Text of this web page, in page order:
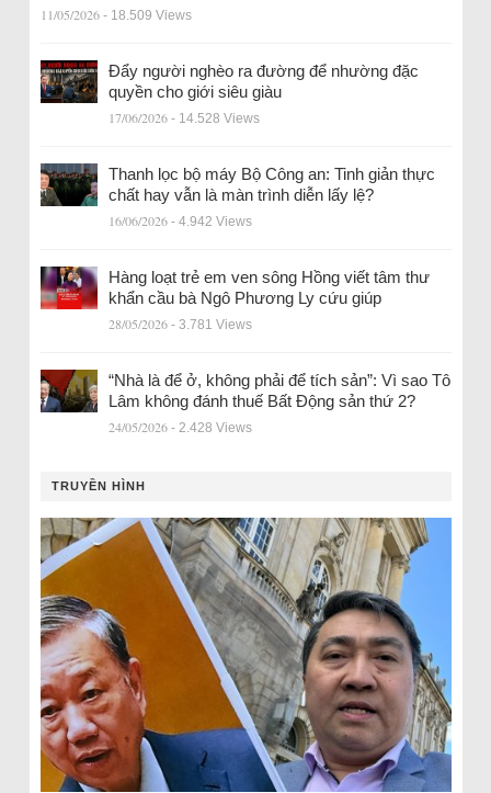
11/05/2026 - 18.509 Views
Đẩy người nghèo ra đường để nhường đặc
quyền cho giới siêu giàu
17/06/2026 - 14.528 Views
Thanh lọc bộ máy Bộ Công an: Tinh giản thực
chất hay vẫn là màn trình diễn lấy lệ?
16/06/2026 - 4.942 Views
Hàng loạt trẻ em ven sông Hồng viết tâm thư
khẩn cầu bà Ngô Phương Ly cứu giúp
28/05/2026 - 3.781 Views
“Nhà là để ở, không phải để tích sản”: Vì sao Tô
Lâm không đánh thuế Bất Động sản thứ 2?
24/05/2026 - 2.428 Views
TRUYỀN HÌNH